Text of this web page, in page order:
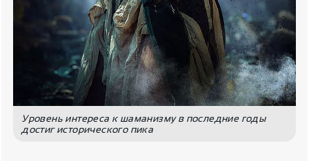
Уровень интереса к шаманизму в последние годы
достиг исторического пика